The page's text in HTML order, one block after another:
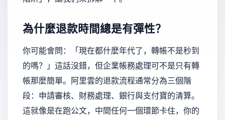
為什麼退款時間總是有彈性？
你可能會問：「現在都什麼年代了，轉帳不是秒到
的嗎？」這話沒錯，但企業帳務處理可不是只有轉
帳那麼簡單。阿里雲的退款流程通常分為三個階
段：申請審核、財務處理、銀行與支付寶的清算。
這就像是在跑公文，中間任何一個環節卡住，你的